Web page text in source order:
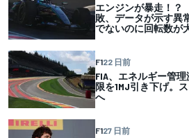
エンジンが暴走！
敗、データが示す
でないのに回転数が
F122 日前
FIA、エネルギー管
限を1MJ引き下げ。
へ
F127 日前